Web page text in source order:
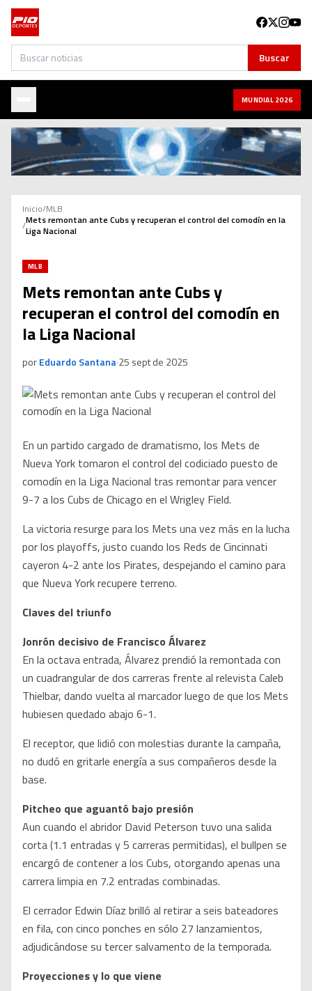
Buscar Buscar
MUNDIAL 2026
Inicio/MLB
/Mets remontan ante Cubs y recuperan el control del comodín en la
Liga Nacional
MLB
Mets remontan ante Cubs y
recuperan el control del comodín en
la Liga Nacional
porEduardo Santana·25 sept de 2025
En un partido cargado de dramatismo, los Mets de
Nueva York tomaron el control del codiciado puesto de
comodín en la Liga Nacional tras remontar para vencer
9-7 a los Cubs de Chicago en el Wrigley Field.
La victoria resurge para los Mets una vez más en la lucha
por los playoffs, justo cuando los Reds de Cincinnati
cayeron 4-2 ante los Pirates, despejando el camino para
que Nueva York recupere terreno.
Claves del triunfo
Jonrón decisivo de Francisco Álvarez
En la octava entrada, Álvarez prendió la remontada con
un cuadrangular de dos carreras frente al relevista Caleb
Thielbar, dando vuelta al marcador luego de que los Mets
hubiesen quedado abajo 6-1.
El receptor, que lidió con molestias durante la campaña,
no dudó en gritarle energía a sus compañeros desde la
base.
Pitcheo que aguantó bajo presión
Aun cuando el abridor David Peterson tuvo una salida
corta (1.1 entradas y 5 carreras permitidas), el bullpen se
encargó de contener a los Cubs, otorgando apenas una
carrera limpia en 7.2 entradas combinadas.
El cerrador Edwin Díaz brilló al retirar a seis bateadores
en fila, con cinco ponches en sólo 27 lanzamientos,
adjudicándose su tercer salvamento de la temporada.
Proyecciones y lo que viene